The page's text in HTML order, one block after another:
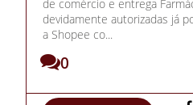
de comércio e entrega
devidamente autorizadas já
a Shopee co...
0